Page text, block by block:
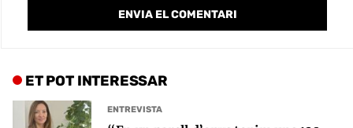
ET POT INTERESSAR
ENTREVISTA